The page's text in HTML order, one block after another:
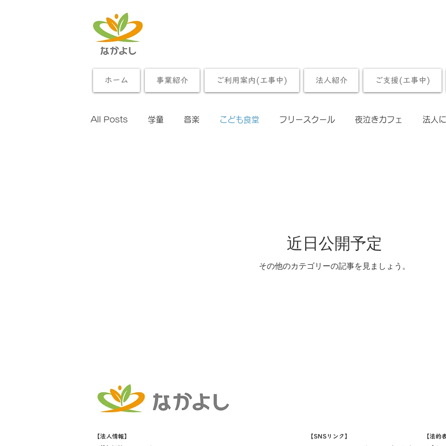
ホーム 事業紹介 ご利用案内(工事中) 法人紹介 ご支援(工事中)
All Posts 学童 音楽 こども食堂 フリースクール 夜泣きカフェ 法人
近日公開予定
その他のカテゴリーの記事を見ましょう。
【法人情報】
【SNSリンク】
【法的